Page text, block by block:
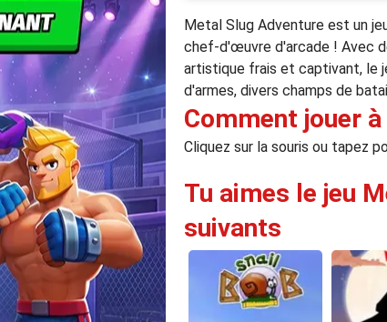
Metal Slug Adventure est un
chef-d'œuvre d'arcade ! Avec
artistique frais et captivant, le
d'armes, divers champs de
Comment jouer
Cliquez sur la souris ou tapez
Tu aimes le jeu
suivants